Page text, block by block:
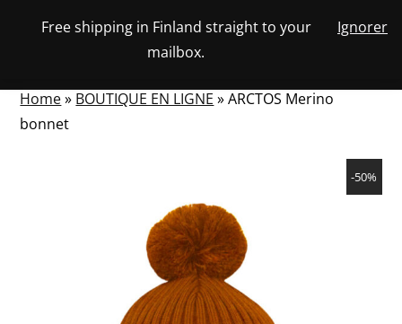
Free shipping in Finland straight to your
mailbox.
Ignorer
SEARCH
View
CART
Home» BOUTIQUE EN LIGNE »ARCTOS Merino
bonnet
-50%